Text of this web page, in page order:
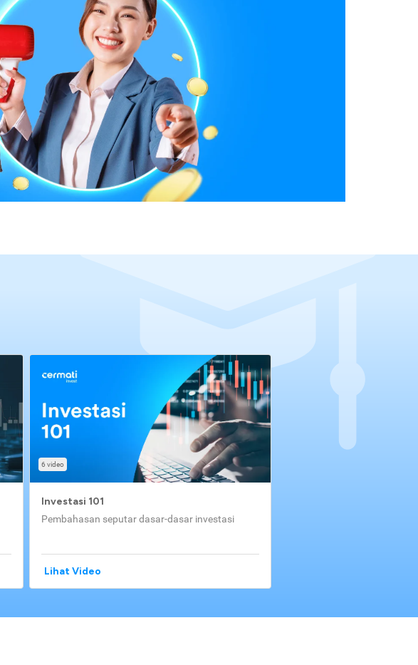
6 video
Investasi 101
Pembahasan seputar dasar-dasar investasi
Lihat Video